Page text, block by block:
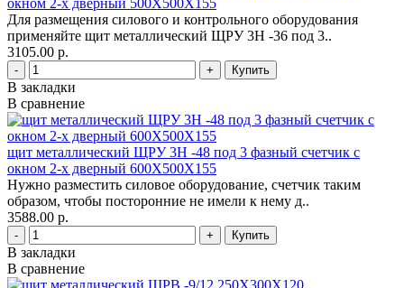
окном 2-х дверный 500Х500Х155
Для размещения силового и контрольного оборудования
применяйте щит металлический ЩРУ 3Н -36 под 3..
3105.00 р.
- +
В закладки
В сравнение
щит металлический ЩРУ 3Н -48 под 3 фазный счетчик с
окном 2-х дверный 600Х500Х155
Нужно разместить силовое оборудование, счетчик таким
образом, чтобы посторонние не имели к нему д..
3588.00 р.
- +
В закладки
В сравнение